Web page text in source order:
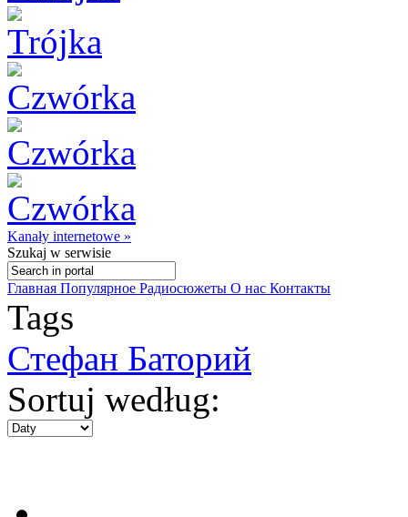
Kanały internetowe »
Szukaj w serwisie
Главная Популярное Радиосюжеты О нас Контакты
Tags
Стефан Баторий
Sortuj według: